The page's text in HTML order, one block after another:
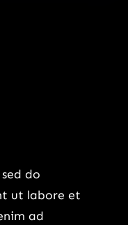
do
ut labore et
ad